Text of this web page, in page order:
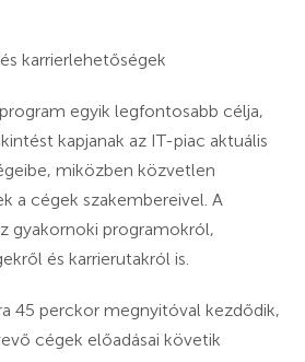
karrierlehetőségek
egyik legfontosabb célja,
kapjanak az IT-piac aktuális
miközben közvetlen
a cégek szakembereivel. A
gyakornoki programokról,
és karrierutakról is.
45 perckor megnyitóval kezdődik,
cégek előadásai követik